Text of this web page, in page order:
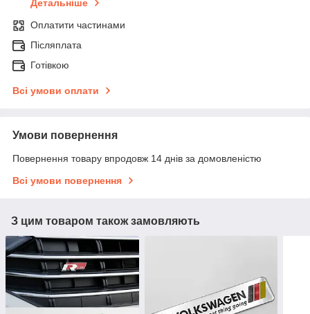
Детальніше
Оплатити частинами
Післяплата
Готівкою
Всі умови оплати
Умови повернення
Повернення товару впродовж 14 днів за домовленістю
Всі умови повернення
З цим товаром також замовляють